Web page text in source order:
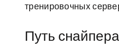
тренировочных
Путь